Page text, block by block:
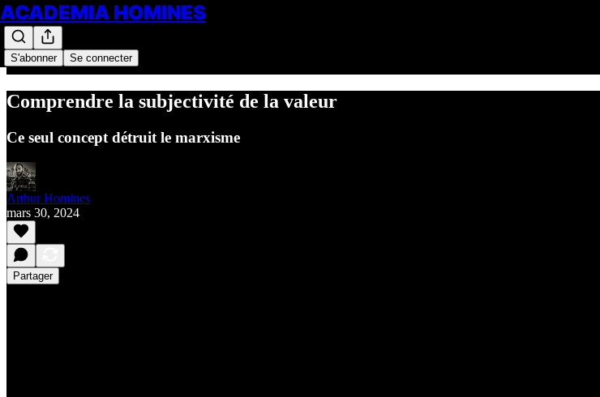
ACADEMIA HOMINES
S'abonner Se connecter
Comprendre la subjectivité de la valeur
Ce seul concept détruit le marxisme
Arthur Homines
mars 30, 2024
Partager